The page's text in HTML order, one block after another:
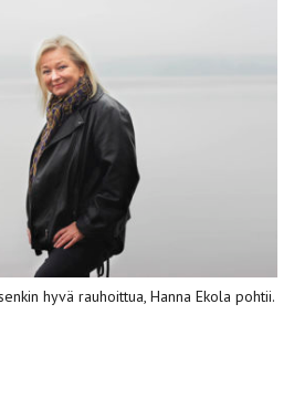
hyvä rauhoittua, Hanna Ekola pohtii.